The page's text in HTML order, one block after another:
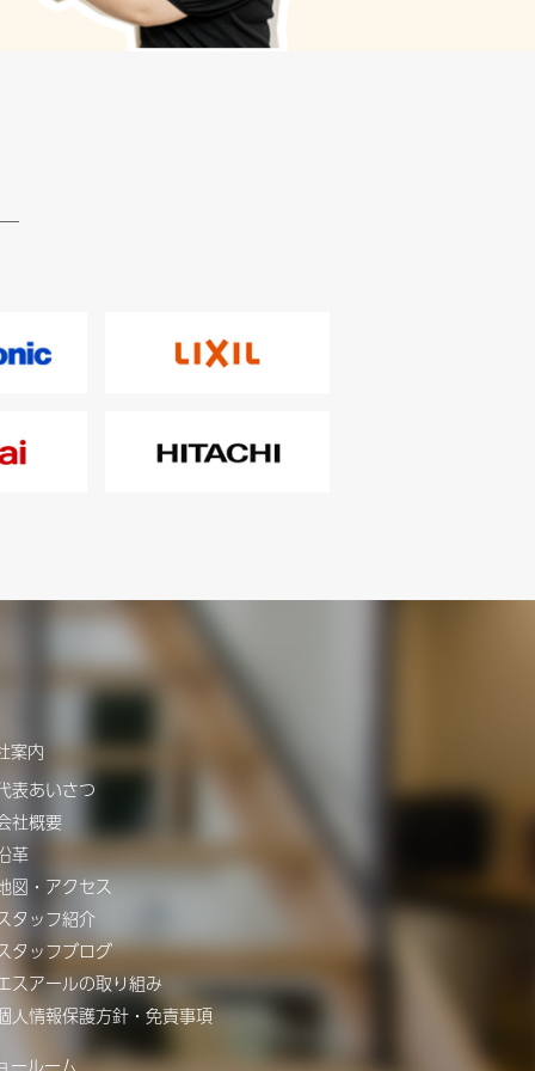
案内
表あいさつ
社概要
革
図・アクセス
タッフ紹介
タッフブログ
スアールの取り組み
人情報保護方針・免責事項
ールーム